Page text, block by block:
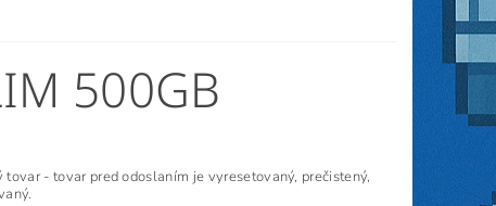
500GB
tovar - tovar pred odoslaním je vyresetovaný, prečistený,